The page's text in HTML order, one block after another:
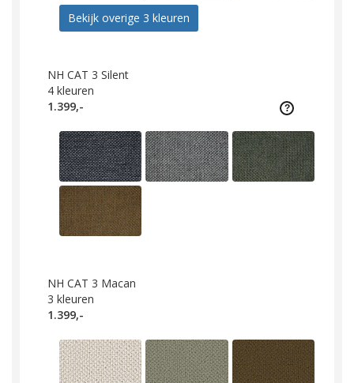
Bekijk overige 3 kleuren
NH CAT 3 Silent
4 kleuren
1.399,-
NH CAT 3 Macan
3 kleuren
1.399,-